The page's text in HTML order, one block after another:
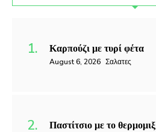
Καρπούζι με τυρί φέτα
August 6, 2026 Σαλατες
Παστίτσιο με το θερμομιξ